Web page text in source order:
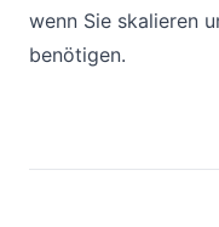
wenn Sie skalieren
benötigen.